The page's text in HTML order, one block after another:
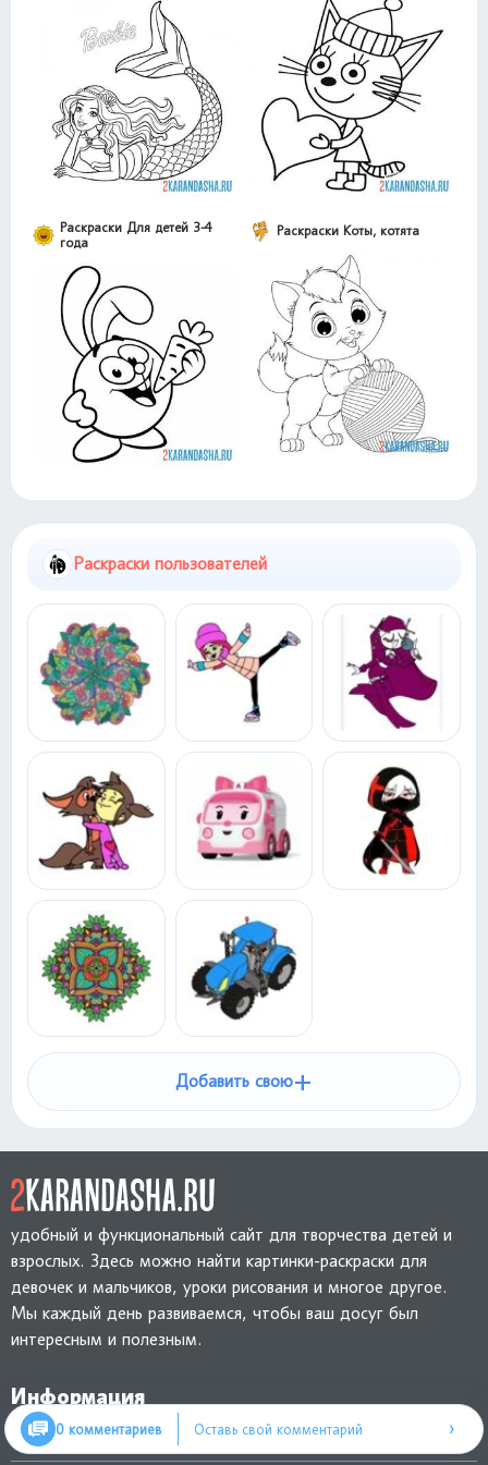
Раскраски Для детей 3-4
года
Раскраски Коты, котята
Раскраски пользователей
Добавить свою+
0 комментариев Оставь свой комментарий ›
удобный и функциональный сайт для творчества детей и
взрослых. Здесь можно найти картинки-раскраски для
девочек и мальчиков, уроки рисования и многое другое.
Мы каждый день развиваемся, чтобы ваш досуг был
интересным и полезным.
Информация
Обратная связь